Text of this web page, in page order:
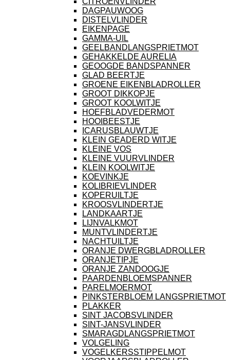
DAGPAUWOOG
DISTELVLINDER
EIKENPAGE
GAMMA-UIL
GEELBANDLANGSPRIETMOT
GEHAKKELDE AURELIA
GEOOGDE BANDSPANNER
GLAD BEERTJE
GROENE EIKENBLADROLLER
GROOT DIKKOPJE
GROOT KOOLWITJE
HOEFBLADVEDERMOT
HOOIBEESTJE
ICARUSBLAUWTJE
KLEIN GEADERD WITJE
KLEINE VOS
KLEINE VUURVLINDER
KLEIN KOOLWITJE
KOEVINKJE
KOLIBRIEVLINDER
KOPERUILTJE
KROOSVLINDERTJE
LANDKAARTJE
LIJNVALKMOT
MUNTVLINDERTJE
NACHTUILTJE
ORANJE DWERGBLADROLLER
ORANJETIPJE
ORANJE ZANDOOGJE
PAARDENBLOEMSPANNER
PARELMOERMOT
PINKSTERBLOEM LANGSPRIETMOT
PLAKKER
SINT JACOBSVLINDER
SINT-JANSVLINDER
SMARAGDLANGSPRIETMOT
VOLGELING
VOGELKERSSTIPPELMOT